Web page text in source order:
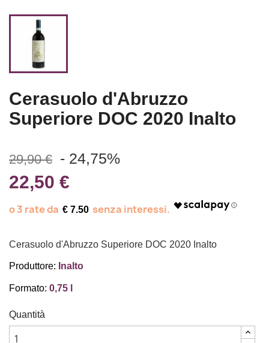
Cerasuolo d'Abruzzo
Superiore DOC 2020 Inalto
29,90 € - 24,75%
22,50 €
€ 7.50
Cerasuolo d'Abruzzo Superiore DOC 2020 Inalto
Produttore: Inalto
Formato: 0,75 l
Quantità